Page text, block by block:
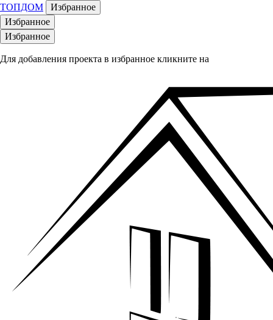
ТОПДОМ
Избранное
Избранное
Избранное
Для добавления проекта в избранное кликните на